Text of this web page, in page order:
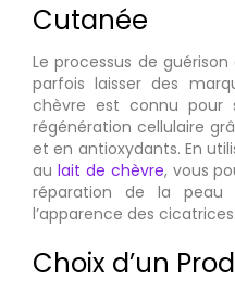
Cutanée
Le processus de
parfois laisser des
chèvre est connu pour
régénération cellulaire
et en antioxydants. En
au lait de chèvre, vous
réparation de la peau
l’apparence des cicatrices.
Choix d’un